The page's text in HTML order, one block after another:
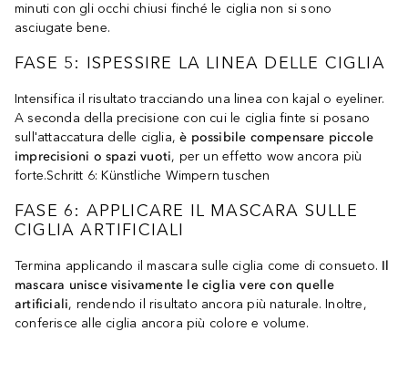
minuti con gli occhi chiusi finché le ciglia non si sono
asciugate bene.
FASE 5: ISPESSIRE LA LINEA DELLE CIGLIA
Intensifica il risultato tracciando una linea con kajal o eyeliner.
A seconda della precisione con cui le ciglia finte si posano
sull'attaccatura delle ciglia,è possibile compensare piccole
imprecisioni o spazi vuoti, per un effetto wow ancora più
forte.Schritt 6: Künstliche Wimpern tuschen
FASE 6: APPLICARE IL MASCARA SULLE
CIGLIA ARTIFICIALI
Termina applicando il mascara sulle ciglia come di consueto. Il
mascara unisce visivamente le ciglia vere con quelle
artificiali, rendendo il risultato ancora più naturale. Inoltre,
conferisce alle ciglia ancora più colore e volume.